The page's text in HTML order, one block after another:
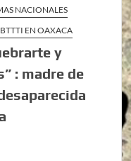
NACIONALES
EN OAXACA
y
: madre de